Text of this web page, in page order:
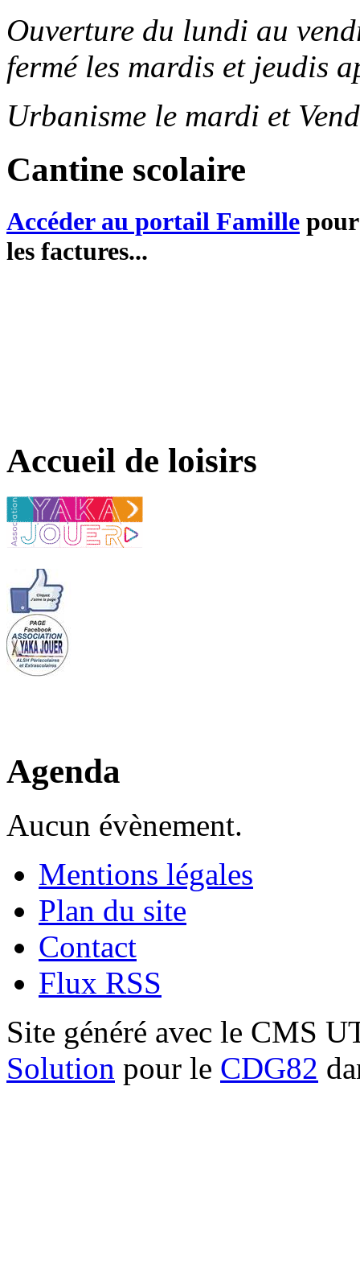
Ouverture du lundi au
fermé les mardis et jeudis
Urbanisme le mardi et
Cantine scolaire
Accéder au portail Famille
les factures...
Accueil de loisirs
Agenda
Aucun évènement.
Mentions légales
Plan du site
Contact
Flux RSS
Site généré avec le CMS
Solution pour le CDG82